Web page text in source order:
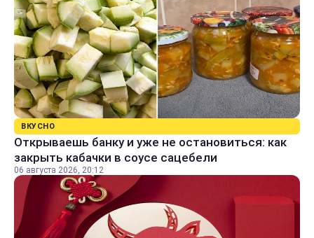
ВКУСНО
Открываешь банку и уже не остановиться: как
закрыть кабачки в соусе сацебели
06 августа 2026, 20:12